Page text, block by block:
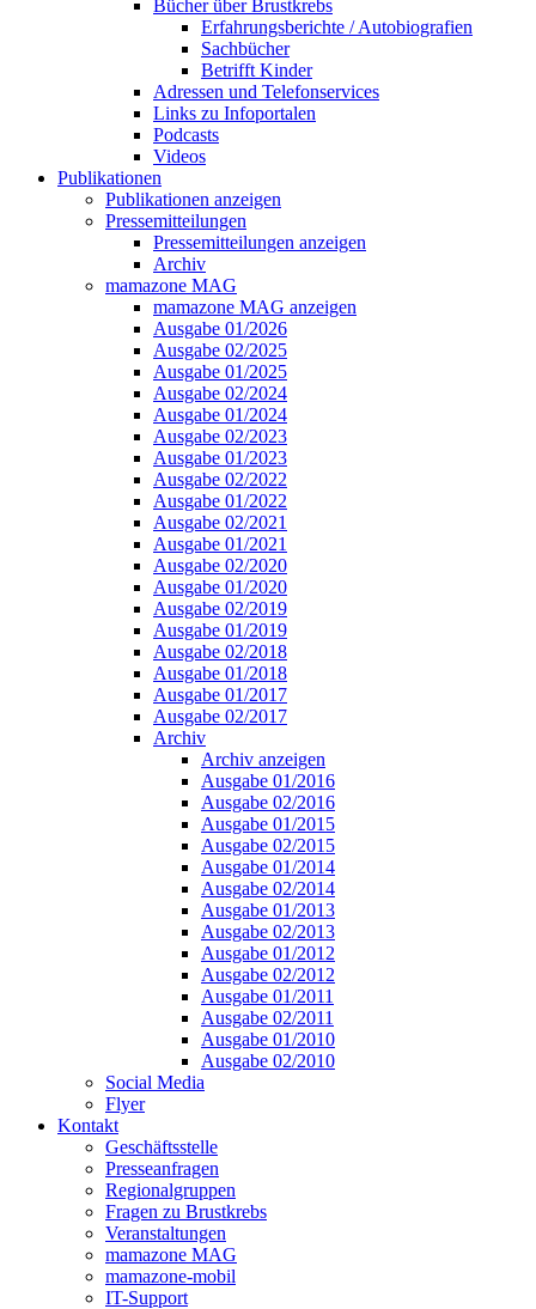
Bücher über Brustkrebs
Erfahrungsberichte / Autobiografien
Sachbücher
Betrifft Kinder
Adressen und Telefonservices
Links zu Infoportalen
Podcasts
Videos
Publikationen
Publikationen anzeigen
Pressemitteilungen
Pressemitteilungen anzeigen
Archiv
mamazone MAG
mamazone MAG anzeigen
Ausgabe 01/2026
Ausgabe 02/2025
Ausgabe 01/2025
Ausgabe 02/2024
Ausgabe 01/2024
Ausgabe 02/2023
Ausgabe 01/2023
Ausgabe 02/2022
Ausgabe 01/2022
Ausgabe 02/2021
Ausgabe 01/2021
Ausgabe 02/2020
Ausgabe 01/2020
Ausgabe 02/2019
Ausgabe 01/2019
Ausgabe 02/2018
Ausgabe 01/2018
Ausgabe 01/2017
Ausgabe 02/2017
Archiv
Archiv anzeigen
Ausgabe 01/2016
Ausgabe 02/2016
Ausgabe 01/2015
Ausgabe 02/2015
Ausgabe 01/2014
Ausgabe 02/2014
Ausgabe 01/2013
Ausgabe 02/2013
Ausgabe 01/2012
Ausgabe 02/2012
Ausgabe 01/2011
Ausgabe 02/2011
Ausgabe 01/2010
Ausgabe 02/2010
Social Media
Flyer
Kontakt
Geschäftsstelle
Presseanfragen
Regionalgruppen
Fragen zu Brustkrebs
Veranstaltungen
mamazone MAG
mamazone-mobil
IT-Support